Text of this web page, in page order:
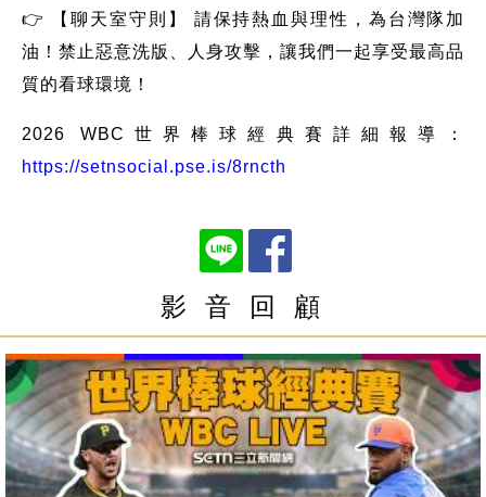
👉 【聊天室守則】 請保持熱血與理性，為台灣隊加
油！禁止惡意洗版、人身攻擊，讓我們一起享受最高品
質的看球環境！
2026 WBC世界棒球經典賽詳細報導：
https://setnsocial.pse.is/8rncth
影 音 回 顧